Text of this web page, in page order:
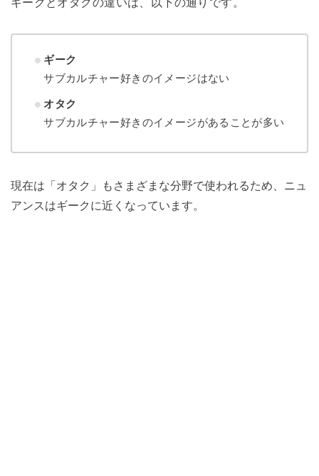
ギーク
サブカルチャー好きのイメージはない
オタク
サブカルチャー好きのイメージがあることが多い
現在は「オタク」もさまざまな分野で使われるため、ニュ
アンスはギークに近くなっています。